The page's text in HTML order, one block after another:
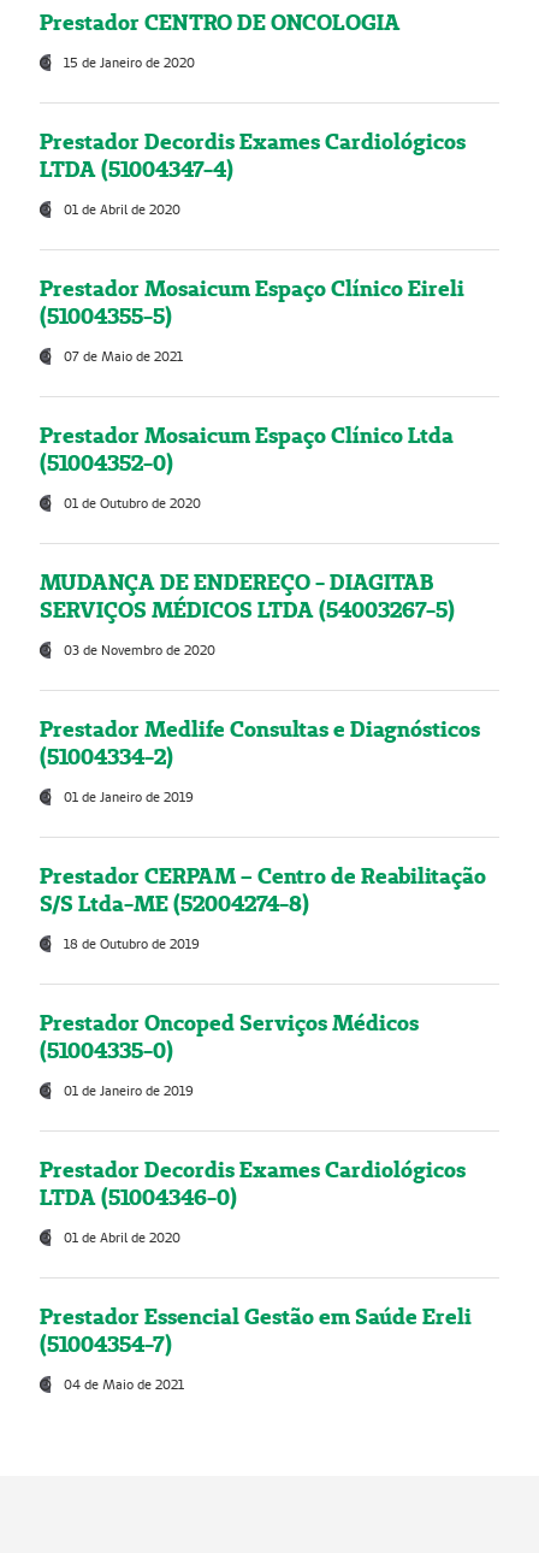
Prestador CENTRO DE ONCOLOGIA
15 de Janeiro de 2020
Prestador Decordis Exames Cardiológicos
LTDA (51004347-4)
01 de Abril de 2020
Prestador Mosaicum Espaço Clínico Eireli
(51004355-5)
07 de Maio de 2021
Prestador Mosaicum Espaço Clínico Ltda
(51004352-0)
01 de Outubro de 2020
MUDANÇA DE ENDEREÇO - DIAGITAB
SERVIÇOS MÉDICOS LTDA (54003267-5)
03 de Novembro de 2020
Prestador Medlife Consultas e Diagnósticos
(51004334-2)
01 de Janeiro de 2019
Prestador CERPAM – Centro de Reabilitação
S/S Ltda-ME (52004274-8)
18 de Outubro de 2019
Prestador Oncoped Serviços Médicos
(51004335-0)
01 de Janeiro de 2019
Prestador Decordis Exames Cardiológicos
LTDA (51004346-0)
01 de Abril de 2020
Prestador Essencial Gestão em Saúde Ereli
(51004354-7)
04 de Maio de 2021